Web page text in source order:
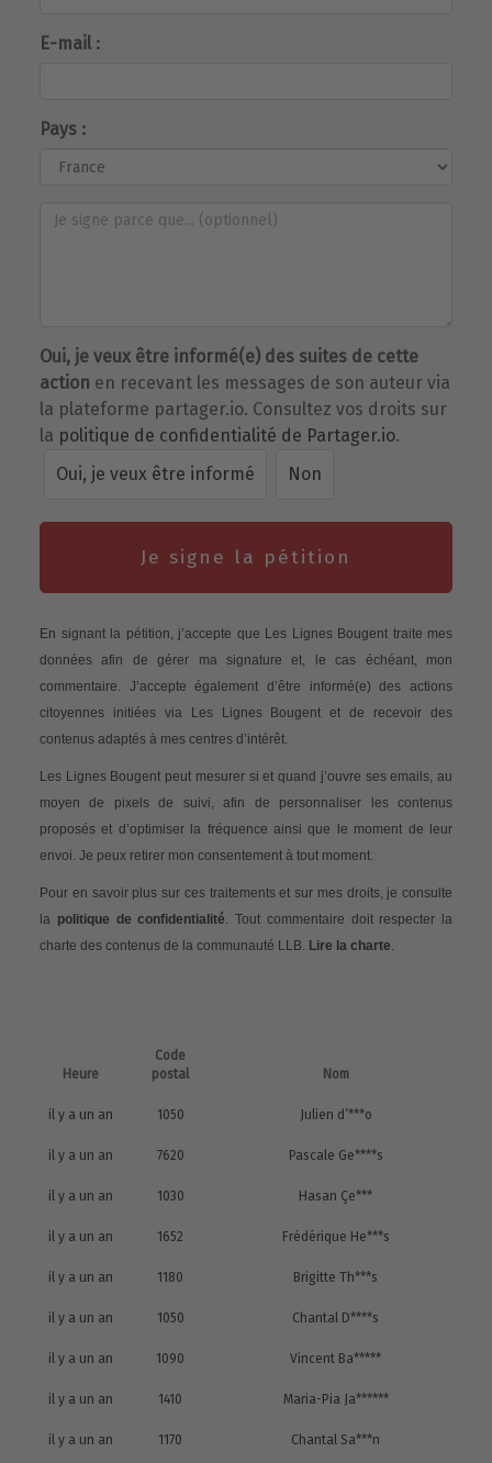
E-mail :
Pays :
Oui, je veux être informé(e) des suites de cette
action en recevant les messages de son auteur via
la plateforme partager.io. Consultez vos droits sur
la politique de confidentialité de Partager.io.
Oui, je veux être informé
Non
Je signe la pétition
En signant la pétition, j’accepte que Les Lignes Bougent traite mes
données afin de gérer ma signature et, le cas échéant, mon
commentaire. J’accepte également d’être informé(e) des actions
citoyennes initiées via Les Lignes Bougent et de recevoir des
contenus adaptés à mes centres d’intérêt.
Les Lignes Bougent peut mesurer si et quand j’ouvre ses emails, au
moyen de pixels de suivi, afin de personnaliser les contenus
proposés et d’optimiser la fréquence ainsi que le moment de leur
envoi. Je peux retirer mon consentement à tout moment.
Pour en savoir plus sur ces traitements et sur mes droits, je consulte
la politique de confidentialité. Tout commentaire doit respecter la
charte des contenus de la communauté LLB. Lire la charte.
Heure
Code
postal
Nom
il y a un an 1050 Julien d’***o
il y a un an 7620 Pascale Ge****s
il y a un an 1030 Hasan Çe***
il y a un an 1652 Frédérique He***s
il y a un an 1180 Brigitte Th***s
il y a un an 1050 Chantal D****s
il y a un an 1090 Vincent Ba*****
il y a un an 1410 Maria-Pia Ja******
il y a un an 1170 Chantal Sa***n